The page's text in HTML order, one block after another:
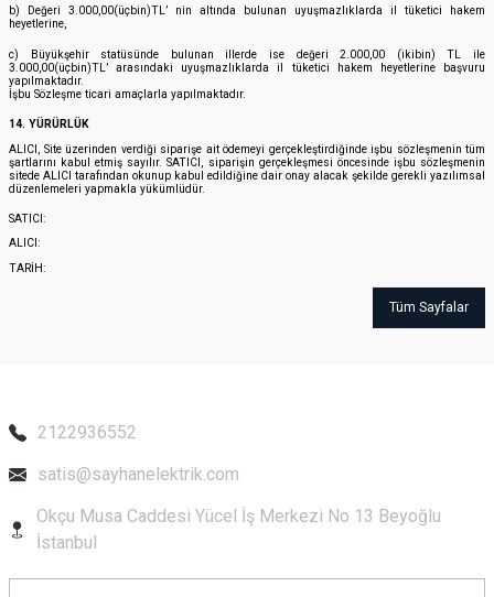
b) Değeri 3.000,00(üçbin)TL’ nin altında bulunan uyuşmazlıklarda il tüketici hakem
heyetlerine,
c) Büyükşehir statüsünde bulunan illerde ise değeri 2.000,00 (ikibin) TL ile
3.000,00(üçbin)TL’ arasındaki uyuşmazlıklarda il tüketici hakem heyetlerine başvuru
yapılmaktadır.
İşbu Sözleşme ticari amaçlarla yapılmaktadır.
14. YÜRÜRLÜK
ALICI, Site üzerinden verdiği siparişe ait ödemeyi gerçekleştirdiğinde işbu sözleşmenin tüm
şartlarını kabul etmiş sayılır. SATICI, siparişin gerçekleşmesi öncesinde işbu sözleşmenin
sitede ALICI tarafından okunup kabul edildiğine dair onay alacak şekilde gerekli yazılımsal
düzenlemeleri yapmakla yükümlüdür.
SATICI:
ALICI:
TARİH:
Tüm Sayfalar
2122936552
satis@sayhanelektrik.com
Okçu Musa Caddesi Yücel İş Merkezi No 13 Beyoğlu
İstanbul